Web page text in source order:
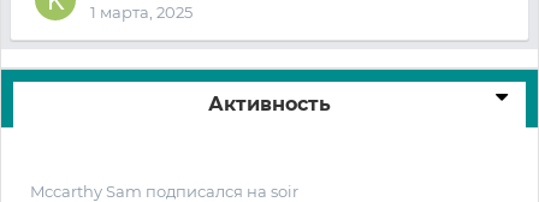
1 марта, 2025
Активность
Mccarthy Sam подписался на soir